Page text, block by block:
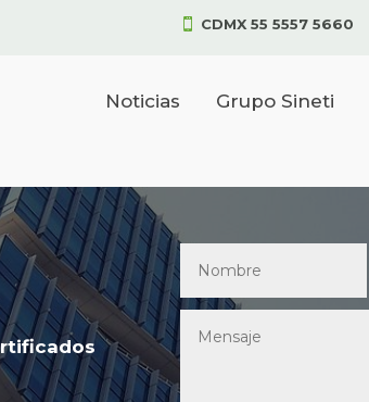
 CDMX 55 5557 5660
Noticias Grupo Sineti